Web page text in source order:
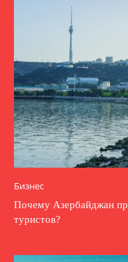
Бизнес
Почему Азербайджан
туристов?